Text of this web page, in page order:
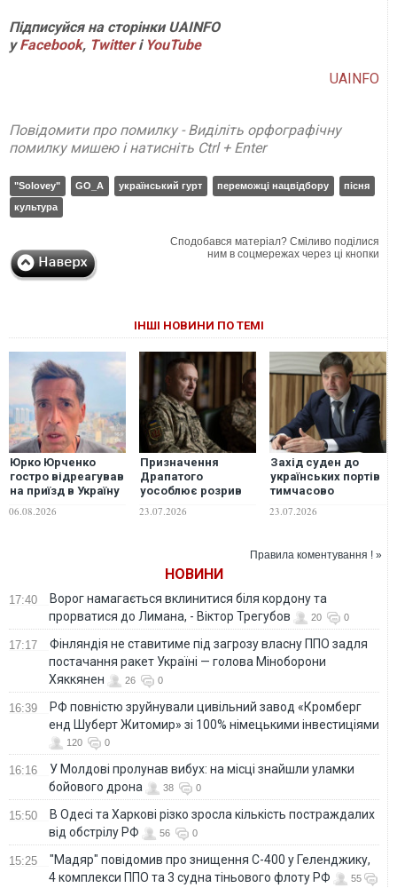
Підписуйся на сторінки UAINFO
уFacebook, Twitterі YouTube
UAINFO
Повідомити про помилку - Виділіть орфографічну
помилку мишею і натисніть Ctrl + Enter
"Solovey" GO_A український гурт переможці нацвідбору
пісня
культура
Сподобався матеріал? Сміливо поділися
ним в соцмережах через ці кнопки
ІНШІ НОВИНИ ПО ТЕМІ
Юрко Юрченко
гостро відреагував
на приїзд в Україну
лідера російської
групи "Ногу
06.08.2026
Призначення
Драпатого
уособлює розрив
ЗСУ з радянською
військовою
23.07.2026
Захід суден до
українських портів
тимчасово
призупинився,
держава шукає
23.07.2026
Правила коментування ! »
НОВИНИ
17:40
Ворог намагається вклинитися біля кордону та
прорватися до Лимана, - Віктор Трегубов
20 0
17:17
Фінляндія не ставитиме під загрозу власну ППО задля
постачання ракет Україні — голова Міноборони
Хяккянен
26 0
16:39
РФ повністю зруйнували цивільний завод «Кромберг
енд Шуберт Житомир» зі 100% німецькими інвестиціями
120 0
16:16
У Молдові пролунав вибух: на місці знайшли уламки
бойового дрона
38 0
15:50
В Одесі та Харкові різко зросла кількість постраждалих
від обстрілу РФ
56 0
15:25
"Мадяр" повідомив про знищення С-400 у Геленджику,
4 комплекси ППО та 3 судна тіньового флоту РФ
55